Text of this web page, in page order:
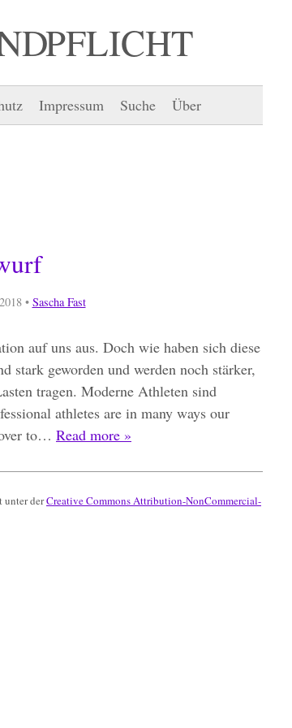
PFLICHT
Impressum Suche Über
• Sascha Fast
auf uns aus. Doch wie haben sich diese
stark geworden und werden noch stärker,
tragen. Moderne Athleten sind
athletes are in many ways our
to… Read more »
unter derCreative Commons Attribution-NonCommercial-